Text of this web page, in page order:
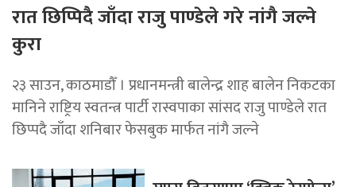
रात छिप्पिदै जाँदा राजु पाण्डेले गरे नांगै जल्ने
कुरा
२३ साउन, काठमाडौँ । प्रधानमन्त्री बालेन्द्र शाह बालेन निकटका
मानिने राष्ट्रिय स्वतन्त्र पार्टी रास्वपाका सांसद राजु पाण्डेले रात
छिप्पदै जाँदा शनिबार फेसबुक मार्फत नांगै जल्ने